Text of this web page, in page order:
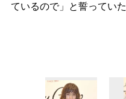
ているので」と誓っていた